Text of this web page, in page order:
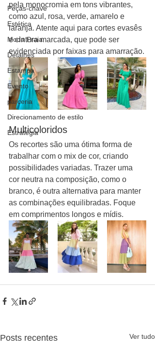
Peças-chave
Estética
Moda Praia
Detalhes
Estampa
Evento
parceria
Direcionamento de estilo
Estratégia
pela monocromia em tons vibrantes,
como azul, rosa, verde, amarelo e
laranja. Atente aqui para cortes evasês
e cintura marcada, que pode ser
evidenciada por faixas para amarração.
Multicoloridos
Os recortes são uma ótima forma de
trabalhar com o mix de cor, criando
possibilidades variadas. Trazer uma
cor neutra na composição, como o
branco, é outra alternativa para manter
as combinações equilibradas. Foque
em comprimentos longos e mídis.
Posts recentes Ver tudo